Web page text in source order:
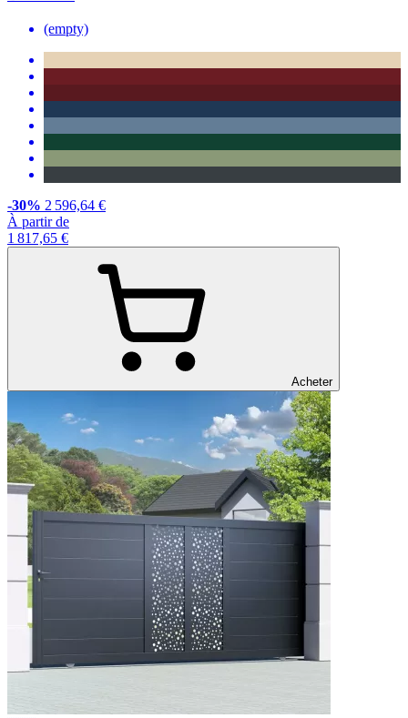
(empty)
-30% 2 596,64 €
À partir de
1 817,65 €
Acheter